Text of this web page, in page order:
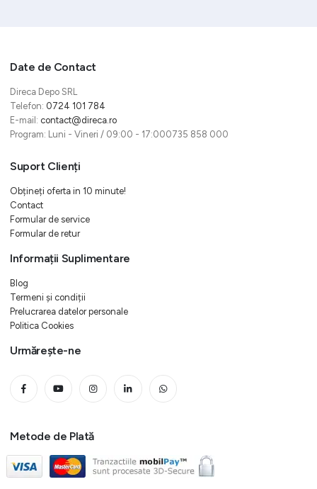
Date de Contact
Direca Depo SRL
Telefon: 0724 101 784
E-mail: contact@direca.ro
Program: Luni - Vineri / 09:00 - 17:000735 858 000
Suport Clienți
Obțineți oferta in 10 minute!
Contact
Formular de service
Formular de retur
Informații Suplimentare
Blog
Termeni și condiții
Prelucrarea datelor personale
Politica Cookies
Urmărește-ne
Metode de Plată